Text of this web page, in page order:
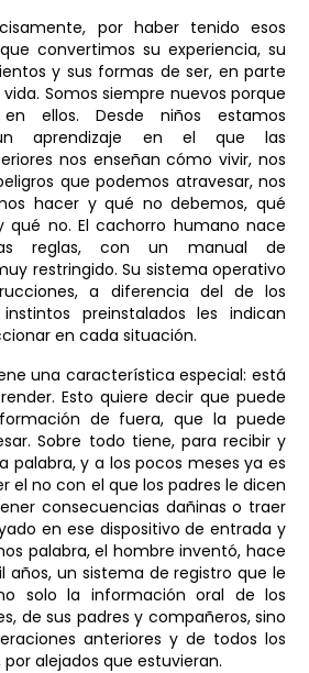
por haber tenido esos
convertimos su experiencia, su
y sus formas de ser, en parte
Somos siempre nuevos porque
ellos. Desde niños estamos
aprendizaje en el que las
nos enseñan cómo vivir, nos
que podemos atravesar, nos
hacer y qué no debemos, qué
qué no. El cachorro humano nace
reglas, con un manual de
restringido. Su sistema operativo
a diferencia del de los
preinstalados les indican
en cada situación.
una característica especial: está
Esto quiere decir que puede
de fuera, que la puede
Sobre todo tiene, para recibir y
palabra, y a los pocos meses ya es
el no con el que los padres le dicen
consecuencias dañinas o traer
en ese dispositivo de entrada y
palabra, el hombre inventó, hace
un sistema de registro que le
solo la información oral de los
de sus padres y compañeros, sino
anteriores y de todos los
alejados que estuvieran.